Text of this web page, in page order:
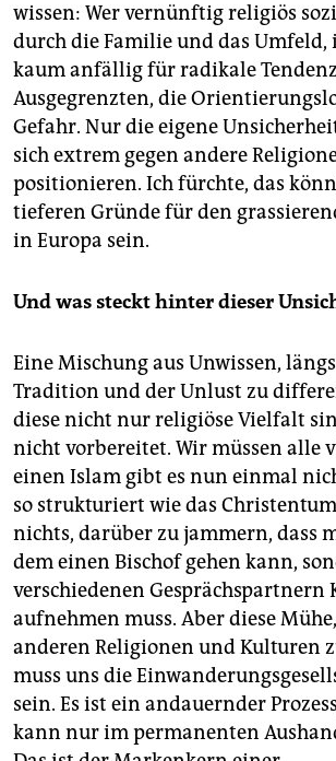
wissen: Wer vernünftig religiös
durch die Familie und das Umfeld,
kaum anfällig für radikale
Ausgegrenzten, die
Gefahr. Nur die eigene
sich extrem gegen andere
positionieren. Ich fürchte, das
tieferen Gründe für den
in Europa sein.
Und was steckt hinter dieser
Eine Mischung aus Unwissen,
Tradition und der Unlust zu
diese nicht nur religiöse Vielfalt
nicht vorbereitet. Wir müssen alle
einen Islam gibt es nun einmal
so strukturiert wie das
nichts, darüber zu jammern, dass
dem einen Bischof gehen kann,
verschiedenen Gesprächspartnern
aufnehmen muss. Aber diese
anderen Religionen und Kulturen
muss uns die
sein. Es ist ein andauernder
kann nur im permanenten